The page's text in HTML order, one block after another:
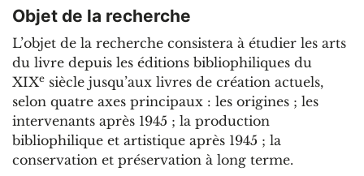
Objet de la recherche
L’objet de la recherche consistera à étudier les arts
du livre depuis les éditions bibliophiliques du
XIXe siècle jusqu’aux livres de création actuels,
selon quatre axes principaux : les origines ; les
intervenants après 1945 ; la production
bibliophilique et artistique après 1945 ; la
conservation et préservation à long terme.